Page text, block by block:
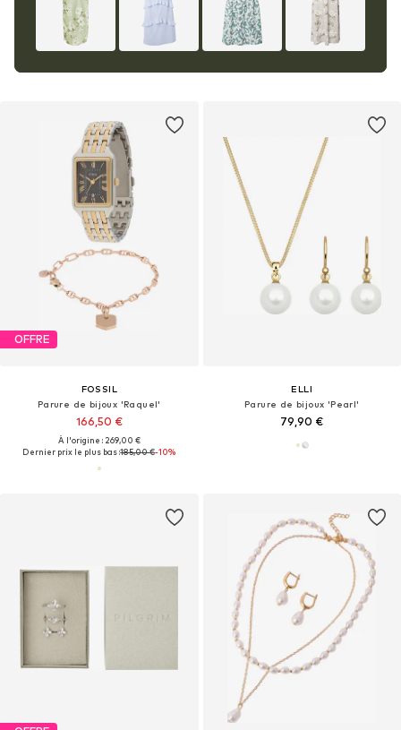
OFFRE
FOSSIL
Parure de bijoux 'Raquel'
166,50 €
À l'origine : 269,00 €
Dernier prix le plus bas :185,00 €-10%
ELLI
Parure de bijoux 'Pearl'
79,90 €